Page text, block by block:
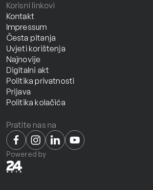
Korisni linkovi
Kontakt
Impressum
Česta pitanja
Uvjeti korištenja
Najnovije
Digitalni akt
Politika privatnosti
Prijava
Politika kolačića
Pratite nas na
Powered by